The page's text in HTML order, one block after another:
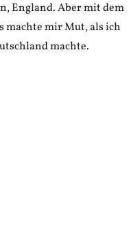
England. Aber mit dem
machte mir Mut, als ich
machte.